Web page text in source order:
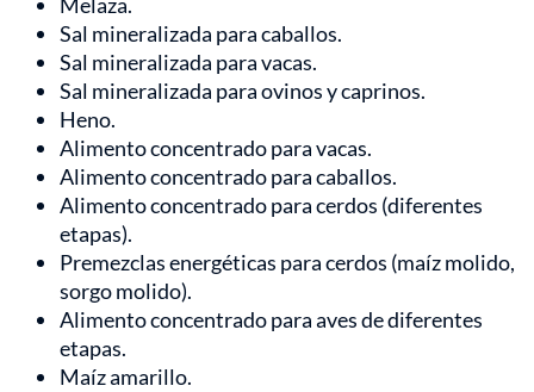
Sal mineralizada para caballos.
Sal mineralizada para vacas.
Sal mineralizada para ovinos y caprinos.
Heno.
Alimento concentrado para vacas.
Alimento concentrado para caballos.
Alimento concentrado para cerdos (diferentes
etapas).
Premezclas energéticas para cerdos (maíz molido,
sorgo molido).
Alimento concentrado para aves de diferentes
etapas.
Maíz amarillo.